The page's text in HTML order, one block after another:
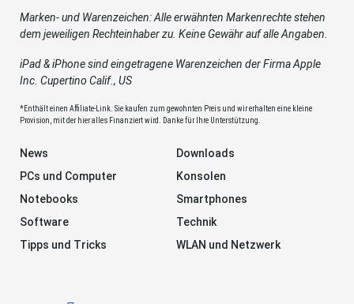
Marken- und Warenzeichen: Alle erwähnten Markenrechte stehen
dem jeweiligen Rechteinhaber zu. Keine Gewähr auf alle Angaben.
iPad & iPhone sind eingetragene Warenzeichen der Firma Apple
Inc. Cupertino Calif., US
*Enthält einen Affiliate-Link. Sie kaufen zum gewohnten Preis und wir erhalten eine kleine
Provision, mit der hier alles Finanziert wird. Danke für Ihre Unterstützung.
News
Downloads
PCs und Computer
Konsolen
Notebooks
Smartphones
Software
Technik
Tipps und Tricks
WLAN und Netzwerk